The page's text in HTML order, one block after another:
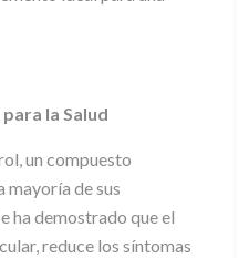
la Salud
un compuesto
mayoría de sus
ha demostrado que el
reduce los síntomas